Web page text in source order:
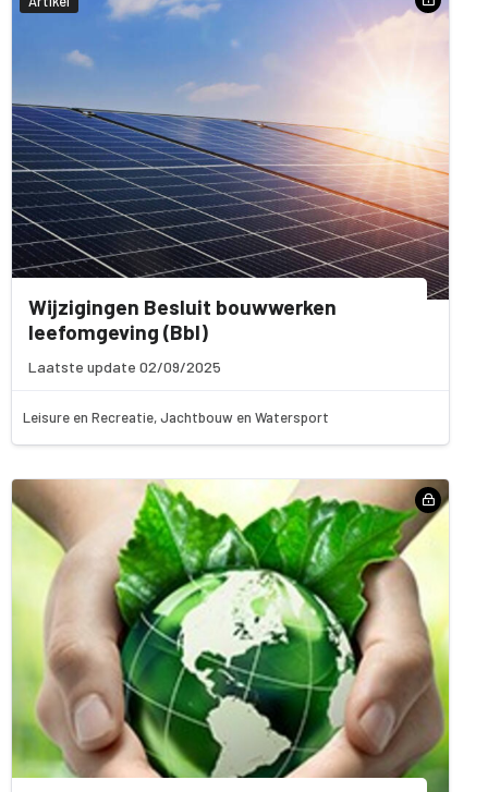
Wijzigingen Besluit bouwwerken
leefomgeving (Bbl)
Laatste update 02/09/2025
Leisure en Recreatie, Jachtbouw en Watersport